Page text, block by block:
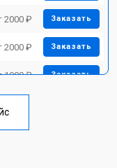
2000 ₽ Заказать
2000 ₽ Заказать
1900 ₽ Заказать